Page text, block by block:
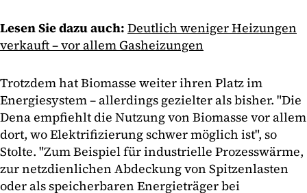
Lesen Sie dazu auch: Deutlich weniger Heizungen
verkauft – vor allem Gasheizungen
Trotzdem hat Biomasse weiter ihren Platz im
Energiesystem – allerdings gezielter als bisher. "Die
Dena empfiehlt die Nutzung von Biomasse vor allem
dort, wo Elektrifizierung schwer möglich ist", so
Stolte. "Zum Beispiel für industrielle Prozesswärme,
zur netzdienlichen Abdeckung von Spitzenlasten
oder als speicherbaren Energieträger bei